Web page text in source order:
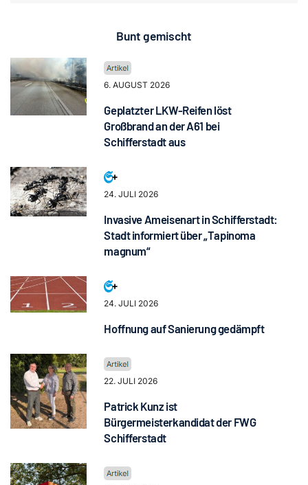
Bunt gemischt
6. AUGUST 2026
Geplatzter LKW-Reifen löst
Großbrand an der A61 bei
Schifferstadt aus
24. JULI 2026
Invasive Ameisenart in Schifferstadt:
Stadt informiert über „Tapinoma
magnum“
24. JULI 2026
Hoffnung auf Sanierung gedämpft
22. JULI 2026
Patrick Kunz ist
Bürgermeisterkandidat der FWG
Schifferstadt